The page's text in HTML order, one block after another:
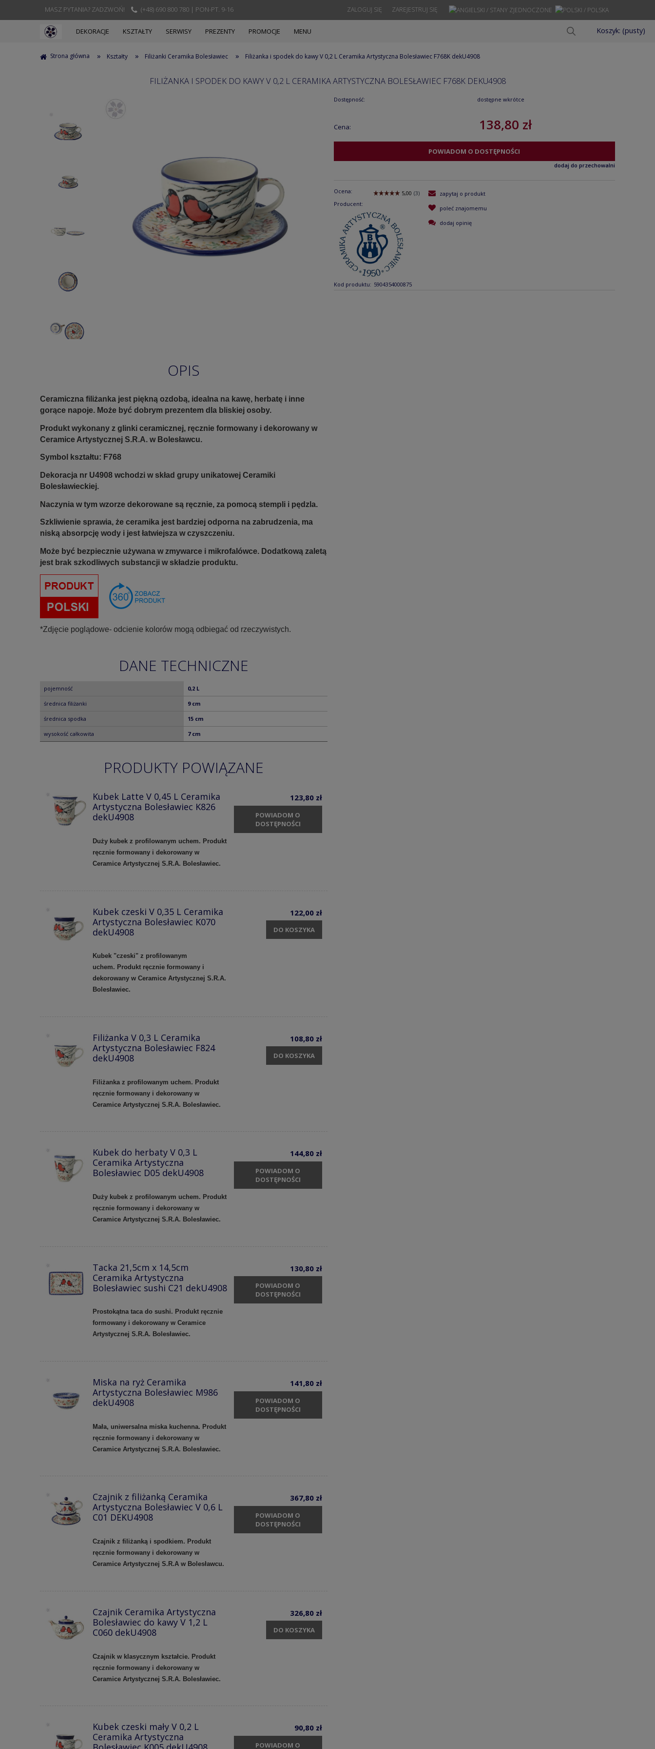
MASZ PYTANIA? ZADZWOŃ! (+48) 690 800 780 | PON-PT. 9-16 ZAREJESTRUJ SIĘ
ZALOGUJ SIĘ
Koszyk: (pusty)
DEKORACJE KSZTAŁTY SERWISY PREZENTY PROMOCJE MENU
Strona główna » Kształty » Filiżanki Ceramika Bolesławiec » Filiżanka i spodek do kawy V 0,2 L Ceramika Artystyczna Bolesławiec F768K dekU4908
FILIŻANKA I SPODEK DO KAWY V 0,2 L CERAMIKA ARTYSTYCZNA BOLESŁAWIEC F768K DEKU4908
Dostępność: dostępne wkrótce
Cena: 138,80 zł
POWIADOM O DOSTĘPNOŚCI
dodaj do przechowalni
Ocena:
Producent:
Kod produktu: 5904354000875
zapytaj o produkt
poleć znajomemu
dodaj opinię
OPIS
Ceramiczna filiżanka jest piękną ozdobą, idealna na kawę, herbatę i inne
gorące napoje. Może być dobrym prezentem dla bliskiej osoby.
Produkt wykonany z glinki ceramicznej, ręcznie formowany i dekorowany w
Ceramice Artystycznej S.R.A. w Bolesławcu.
Symbol kształtu: F768
Dekoracja nr U4908 wchodzi w skład grupy unikatowej Ceramiki
Bolesławieckiej.
Naczynia w tym wzorze dekorowane są ręcznie, za pomocą stempli i pędzla.
Szkliwienie sprawia, że ceramika jest bardziej odporna na zabrudzenia, ma
niską absorpcję wody i jest łatwiejsza w czyszczeniu.
Może być bezpiecznie używana w zmywarce i mikrofalówce. Dodatkową zaletą
jest brak szkodliwych substancji w składzie produktu.
*Zdjęcie poglądowe- odcienie kolorów mogą odbiegać od rzeczywistych.
DANE TECHNICZNE
pojemność 0,2 L
średnica filiżanki 9 cm
średnica spodka 15 cm
wysokość całkowita 7 cm
PRODUKTY POWIĄZANE
Kubek Latte V 0,45 L Ceramika
Artystyczna Bolesławiec K826
dekU4908
Duży kubek z profilowanym uchem. Produkt
ręcznie formowany i dekorowany w
Ceramice Artystycznej S.R.A. Bolesławiec.
123,80 zł
POWIADOM O
DOSTĘPNOŚCI
Kubek czeski V 0,35 L Ceramika
Artystyczna Bolesławiec K070
dekU4908
Kubek "czeski" z profilowanym
uchem. Produkt ręcznie formowany i
dekorowany w Ceramice Artystycznej S.R.A.
Bolesławiec.
122,00 zł
DO KOSZYKA
Filiżanka V 0,3 L Ceramika
Artystyczna Bolesławiec F824
dekU4908
Filiżanka z profilowanym uchem. Produkt
ręcznie formowany i dekorowany w
Ceramice Artystycznej S.R.A. Bolesławiec.
108,80 zł
DO KOSZYKA
Kubek do herbaty V 0,3 L
Ceramika Artystyczna
Bolesławiec D05 dekU4908
Duży kubek z profilowanym uchem. Produkt
ręcznie formowany i dekorowany w
Ceramice Artystycznej S.R.A. Bolesławiec.
144,80 zł
POWIADOM O
DOSTĘPNOŚCI
Tacka 21,5cm x 14,5cm
Ceramika Artystyczna
Bolesławiec sushi C21 dekU4908
Prostokątna taca do sushi. Produkt ręcznie
formowany i dekorowany w Ceramice
Artystycznej S.R.A. Bolesławiec.
130,80 zł
POWIADOM O
DOSTĘPNOŚCI
Miska na ryż Ceramika
Artystyczna Bolesławiec M986
dekU4908
Mała, uniwersalna miska kuchenna. Produkt
ręcznie formowany i dekorowany w
Ceramice Artystycznej S.R.A. Bolesławiec.
141,80 zł
POWIADOM O
DOSTĘPNOŚCI
Czajnik z filiżanką Ceramika
Artystyczna Bolesławiec V 0,6 L
C01 DEKU4908
Czajnik z filiżanką i spodkiem. Produkt
ręcznie formowany i dekorowany w
Ceramice Artystycznej S.R.A w Bolesławcu.
367,80 zł
POWIADOM O
DOSTĘPNOŚCI
Czajnik Ceramika Artystyczna
Bolesławiec do kawy V 1,2 L
C060 dekU4908
Czajnik w klasycznym kształcie. Produkt
ręcznie formowany i dekorowany w
Ceramice Artystycznej S.R.A. Bolesławiec.
326,80 zł
DO KOSZYKA
Kubek czeski mały V 0,2 L
Ceramika Artystyczna
90,80 zł
POWIADOM O